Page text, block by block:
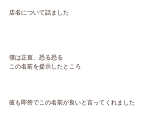
店名について話ました
僕は正直、恐る恐る
この名前を提示したところ
彼も即答でこの名前が良いと言ってくれました